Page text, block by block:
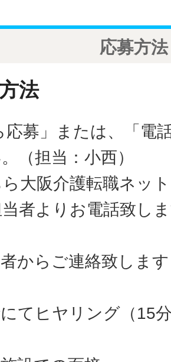
応募方法
法
応募」または、「電
（担当：小西）
大阪介護転職ネッ
者よりお電話致し
者からご連絡致します
にてヒヤリング（15